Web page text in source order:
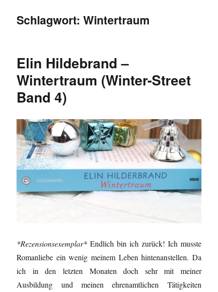
Schlagwort:Wintertraum
Elin Hildebrand –
Wintertraum (Winter-Street
Band 4)
*Rezensionsexemplar* Endlich bin ich zurück! Ich musste
Romanliebe ein wenig meinem Leben hintenanstellen. Da
ich in den letzten Monaten doch sehr mit meiner
Ausbildung und meinen ehrenamtlichen Tätigkeiten